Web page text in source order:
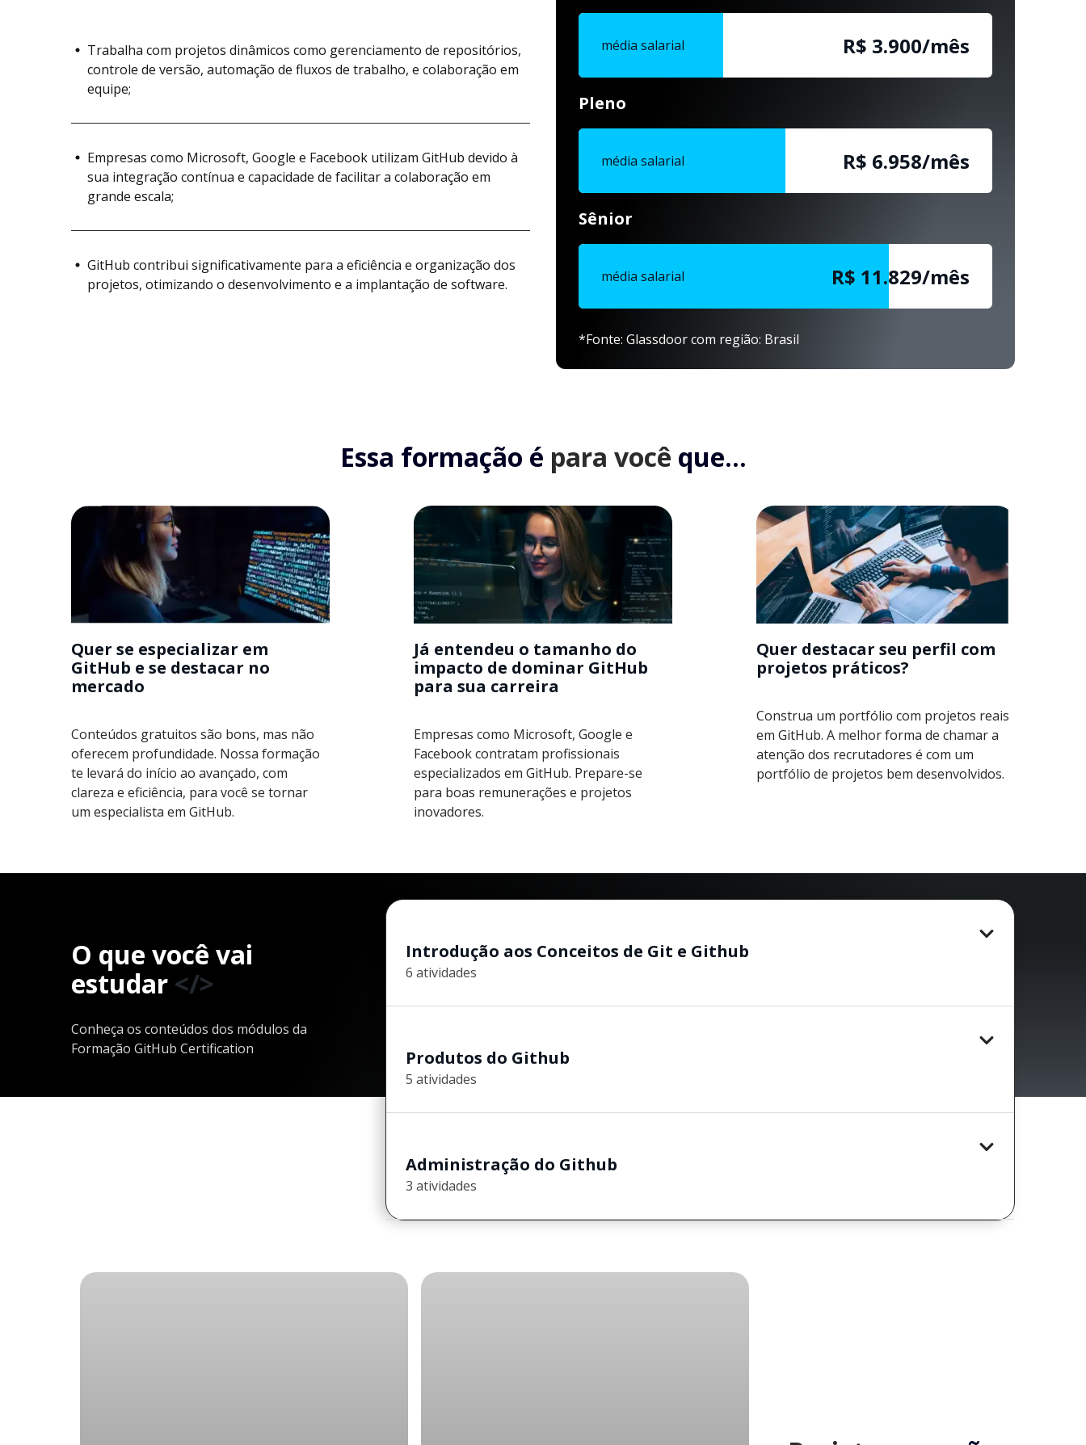
Trabalha com projetos dinâmicos como gerenciamento de repositórios,
controle de versão, automação de fluxos de trabalho, e colaboração em
equipe;
Empresas como Microsoft, Google e Facebook utilizam GitHub devido à
sua integração contínua e capacidade de facilitar a colaboração em
grande escala;
GitHub contribui significativamente para a eficiência e organização dos
projetos, otimizando o desenvolvimento e a implantação de software.
média salarial R$ 3.900/mês
Pleno
média salarial R$ 6.958/mês
Sênior
média salarial R$ 11.829/mês
*Fonte: Glassdoor com região: Brasil
Essa formação é para você que...
Quer se especializar em
GitHub e se destacar no
mercado
Conteúdos gratuitos são bons, mas não
oferecem profundidade. Nossa formação
te levará do início ao avançado, com
clareza e eficiência, para você se tornar
um especialista em GitHub.
Já entendeu o tamanho do
impacto de dominar GitHub
para sua carreira
Empresas como Microsoft, Google e
Facebook contratam profissionais
especializados em GitHub. Prepare-se
para boas remunerações e projetos
inovadores.
Quer destacar seu perfil com
projetos práticos?
Construa um portfólio com projetos reais
em GitHub. A melhor forma de chamar a
atenção dos recrutadores é com um
portfólio de projetos bem desenvolvidos.
O que você vai
estudar </>
Conheça os conteúdos dos módulos da
Formação GitHub Certification
Introdução aos Conceitos de Git e Github
6 atividades
Produtos do Github
5 atividades
Administração do Github
3 atividades